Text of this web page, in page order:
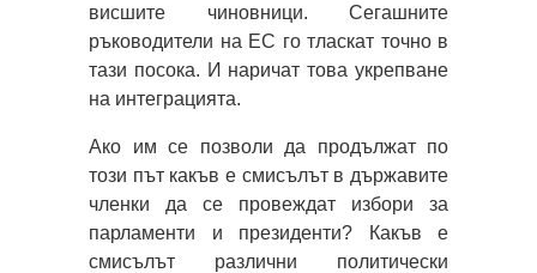
висшите чиновници. Сегашните
ръководители на ЕС го тласкат точно в
тази посока. И наричат това укрепване
на интеграцията.
Ако им се позволи да продължат по
този път какъв е смисълът в държавите
членки да се провеждат избори за
парламенти и президенти? Какъв е
смисълът различни политически